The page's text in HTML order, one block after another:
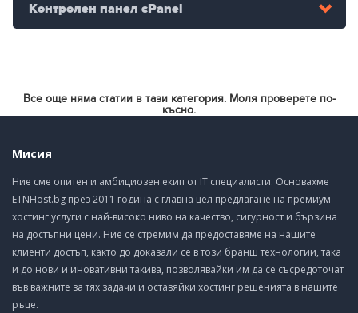
Контролен панел cPanel
Все още няма статии в тази категория. Моля проверете по-
късно.
Мисия
Ние сме опитен и амбициозен екип от IT специалисти. Основахме
ETNHost.bg през 2011 година с главна цел предлагане на премиум
хостинг услуги с най-високо ниво на качество, сигурност и бързина
на достъпни цени. Ние се стремим да предоставяме на нашите
клиенти достъп, както до доказали се в този бранш технологии, така
и до нови и иновативни такива, позволявайки им да се съсредоточат
във важните за тях задачи и оставяйки хостинг решенията в нашите
ръце.